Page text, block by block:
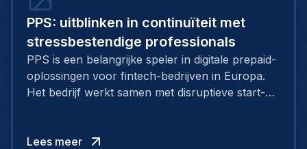
PPS: uitblinken in continuïteit met
stressbestendige professionals
PPS is een belangrijke speler in digitale prepaid-
oplossingen voor fintech-bedrijven in Europa.
Het bedrijf werkt samen met disruptieve start-
in de strijd tegen het witwassen van geld en de
Lees meer